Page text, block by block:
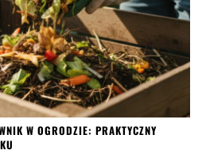
W OGRODZIE: PRAKTYCZNY